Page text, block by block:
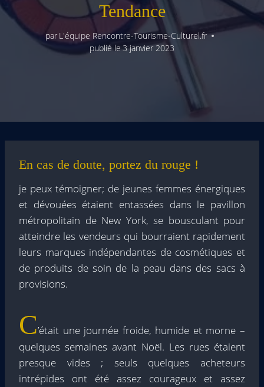
Tendance
par L'équipe Rencontre-Tourisme-Culturel.fr
publié le3 janvier 2023
En cas de doute, portez du rouge !
je peux témoigner; de jeunes femmes énergiques
et dévouées étaient entassées dans le pavillon
métropolitain de New York, se bousculant pour
atteindre les vendeurs qui bourraient rapidement
leurs marques indépendantes de cosmétiques et
de produits de soin de la peau dans des sacs à
provisions.
C’était une journée froide, humide et morne –
quelques semaines avant Noël. Les rues étaient
presque vides ; seuls quelques acheteurs
intrépides ont été assez courageux et assez